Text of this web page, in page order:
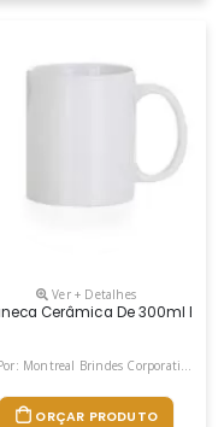
Personalizada** É Uma
Ver + Detalhes
Cerâmica De 300ml
Montreal Brindes Corporativos
ORÇAR PRODUTO